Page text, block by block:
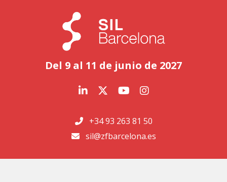
Del 9 al 11 de junio de 2027
+34 93 263 81 50
sil@zfbarcelona.es